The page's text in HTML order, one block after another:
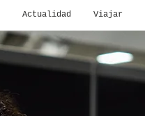
Actualidad Viajar